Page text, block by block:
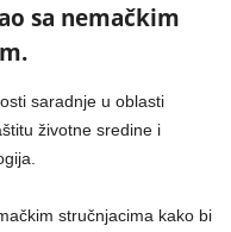
sa nemačkim
saradnje u oblasti
životne sredine i
stručnjacima kako bi